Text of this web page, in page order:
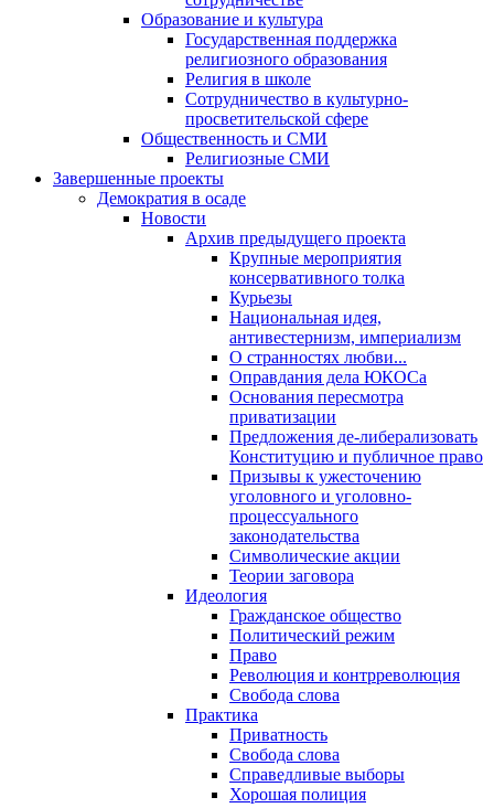
Образование и культура
Государственная поддержка
религиозного образования
Религия в школе
Сотрудничество в культурно-
просветительской сфере
Общественность и СМИ
Религиозные СМИ
Завершенные проекты
Демократия в осаде
Новости
Архив предыдущего проекта
Крупные мероприятия
консервативного толка
Курьезы
Национальная идея,
антивестернизм, империализм
О странностях любви...
Оправдания дела ЮКОСа
Основания пересмотра
приватизации
Предложения де-либерализовать
Конституцию и публичное право
Призывы к ужесточению
уголовного и уголовно-
процессуального
законодательства
Символические акции
Теории заговора
Идеология
Гражданское общество
Политический режим
Право
Революция и контрреволюция
Свобода слова
Практика
Приватность
Свобода слова
Справедливые выборы
Хорошая полиция